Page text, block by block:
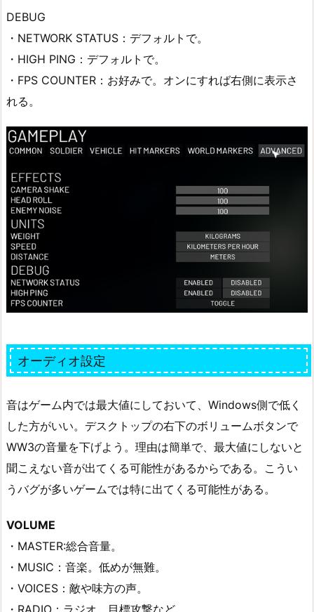
DEBUG
・NETWORK STATUS：デフォルトで。
・HIGH PING：デフォルトで。
・FPS COUNTER：お好みで。オンにすれば右側に表示さ
れる。
オーディオ設定
音はゲーム内では最大値にしておいて、Windows側で低く
した方がいい。デスクトップの右下のボリュームボタンで
WW3の音量を下げよう。理由は簡単で、最大値にしないと
聞こえない音が出てくる可能性があるからである。こうい
うバグが多いゲームでは特に出てくる可能性がある。
VOLUME
・MASTER:総合音量。
・MUSIC：音楽。低めが無難。
・VOICES：敵や味方の声。